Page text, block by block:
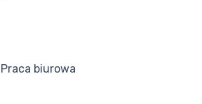
Praca biurowa